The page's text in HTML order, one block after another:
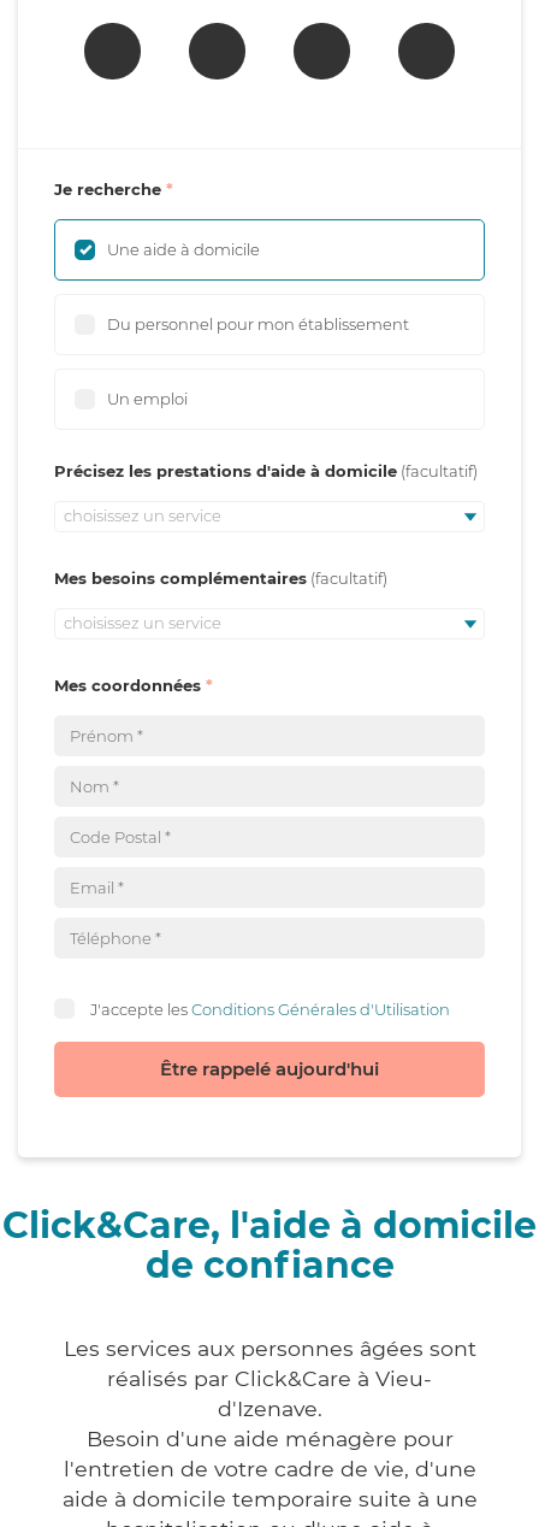
Je recherche
Une aide à domicile
Du personnel pour mon établissement
Un emploi
Précisez les prestations d'aide à domicile
choisissez un service
Mes besoins complémentaires
choisissez un service
Mes coordonnées
J'accepte lesConditions Générales d'Utilisation
Être rappelé aujourd'hui
Click&Care, l'aide à domicile
de confiance
Les services aux personnes âgées sont
réalisés par Click&Care à Vieu-
d'Izenave.
Besoin d'une aide ménagère pour
l'entretien de votre cadre de vie, d'une
aide à domicile temporaire suite à une